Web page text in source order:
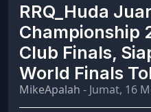
RRQ_Huda
Championship
Club Finals,
World Finals
MikeApalah - Jumat, 16